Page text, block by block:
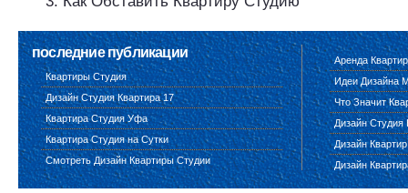
последние публикации
Квартиры Студия
Дизайн Студия Квартира 17
Квартира Студия Уфа
Квартира Студия на Сутки
Смотреть Дизайн Квартиры Студии
Аренда
Идеи Дизайна
Что Значит
Дизайн Студия
Дизайн
Дизайн